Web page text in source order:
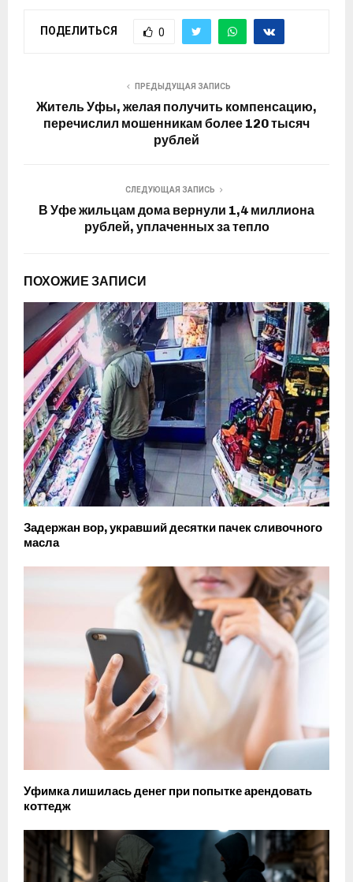
ПОДЕЛИТЬСЯ 0
ПРЕДЫДУЩАЯ ЗАПИСЬ
Житель Уфы, желая получить компенсацию,
перечислил мошенникам более 120 тысяч
рублей
СЛЕДУЮЩАЯ ЗАПИСЬ
В Уфе жильцам дома вернули 1,4 миллиона
рублей, уплаченных за тепло
ПОХОЖИЕ ЗАПИСИ
Задержан вор, укравший десятки пачек сливочного
масла
Уфимка лишилась денег при попытке арендовать
коттедж